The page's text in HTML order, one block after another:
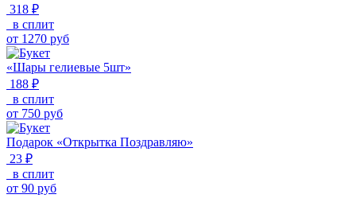
318 ₽
в сплит
от 1270 руб
«Шары гелиевые 5шт»
188 ₽
в сплит
от 750 руб
Подарок «Открытка Поздравляю»
23 ₽
в сплит
от 90 руб